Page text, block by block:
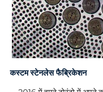
कस्टम स्टेनलेस फैब्रिकेशन